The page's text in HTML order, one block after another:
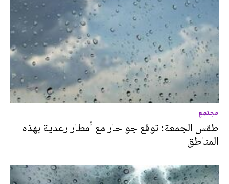
مجتمع
طقس الجمعة: توقع جو حار مع أمطار رعدية بهذه
المناطق